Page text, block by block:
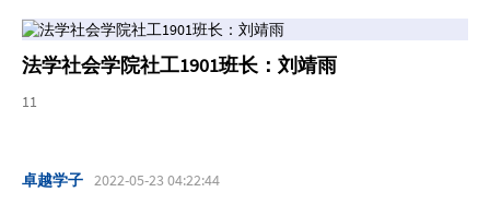
法学社会学院社工1901班长：刘靖雨
11
卓越学子 2022-05-23 04:22:44